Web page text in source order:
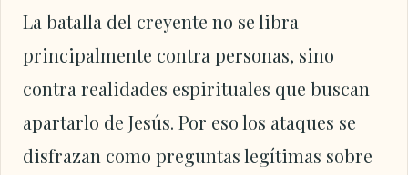
La batalla del creyente no se libra
principalmente contra personas, sino
contra realidades espirituales que buscan
apartarlo de Jesús. Por eso los ataques se
disfrazan como preguntas legítimas sobre